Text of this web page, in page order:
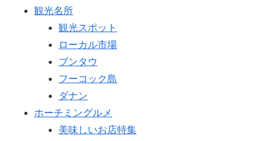
観光名所
観光スポット
ローカル市場
ブンタウ
フーコック島
ダナン
ホーチミングルメ
美味しいお店特集